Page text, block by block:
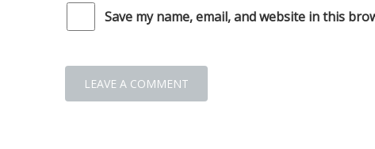
Save my name, email, and website in this